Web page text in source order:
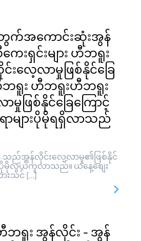
က်အကောင်းဆုံးအွန်
းရှင်းများ ဟီဘရူး
လေ့လာမှုဖြစ်နိုင်ခြေ
ဟီဘရူး ဟီဘရူးဟီဘရူး
ဖြစ်နိုင်ခြေကြောင့်
ာများပိုမိုရရှိလာသည်
သည်အွန်လိုင်းလေ့လာမှု၏ဖြစ်နိုင်
မို. ပိုမိုလွယ်ကူလာသည်။ ယနေ့စျေး
သင် […]
ဘရူး အွန်လိုင်း - အွန်